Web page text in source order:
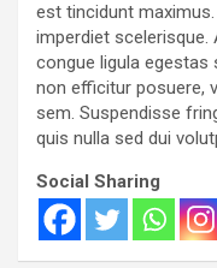
est tincidunt
imperdiet scelerisque.
congue ligula egestas
non efficitur posuere,
sem. Suspendisse
quis nulla sed dui
Social Sharing